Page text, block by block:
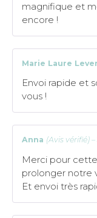
magnifique et
encore !
Marie Laure
Envoi rapide et
vous !
Anna (Avis vérifié) –
Merci pour
prolonger notre
Et envoi très